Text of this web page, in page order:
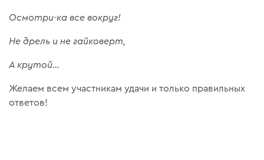
Осмотри-ка все вокруг!
Не дрель и не гайковерт,
А крутой…
Желаем всем участникам удачи и только правильных
ответов!